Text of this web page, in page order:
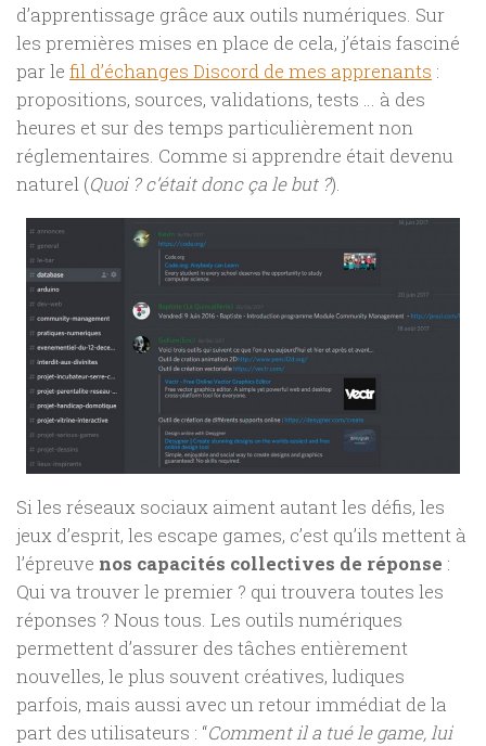
d’apprentissage grâce aux outils numériques. Sur
les premières mises en place de cela, j’étais fasciné
par le fil d’échanges Discord de mes apprenants :
propositions, sources, validations, tests … à des
heures et sur des temps particulièrement non
réglementaires. Comme si apprendre était devenu
naturel (Quoi ? c’était donc ça le but ?).
Si les réseaux sociaux aiment autant les défis, les
jeux d’esprit, les escape games, c’est qu’ils mettent à
l’épreuve nos capacités collectives de réponse :
Qui va trouver le premier ? qui trouvera toutes les
réponses ? Nous tous. Les outils numériques
permettent d’assurer des tâches entièrement
nouvelles, le plus souvent créatives, ludiques
parfois, mais aussi avec un retour immédiat de la
part des utilisateurs : “Comment il a tué le game, lui